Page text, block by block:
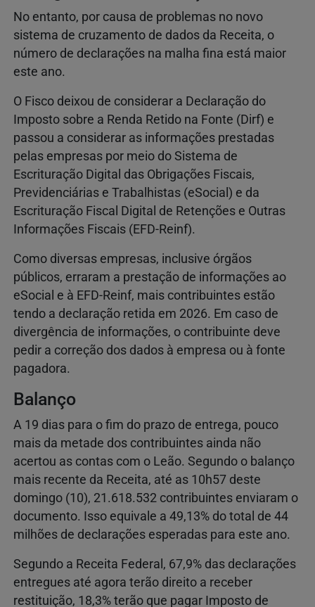
No entanto, por causa de problemas no novo
sistema de cruzamento de dados da Receita, o
número de declarações na malha fina está maior
este ano.
O Fisco deixou de considerar a Declaração do
Imposto sobre a Renda Retido na Fonte (Dirf) e
passou a considerar as informações prestadas
pelas empresas por meio do Sistema de
Escrituração Digital das Obrigações Fiscais,
Previdenciárias e Trabalhistas (eSocial) e da
Escrituração Fiscal Digital de Retenções e Outras
Informações Fiscais (EFD-Reinf).
Como diversas empresas, inclusive órgãos
públicos, erraram a prestação de informações ao
eSocial e à EFD-Reinf, mais contribuintes estão
tendo a declaração retida em 2026. Em caso de
divergência de informações, o contribuinte deve
pedir a correção dos dados à empresa ou à fonte
pagadora.
Balanço
A 19 dias para o fim do prazo de entrega, pouco
mais da metade dos contribuintes ainda não
acertou as contas com o Leão. Segundo o balanço
mais recente da Receita, até as 10h57 deste
domingo (10), 21.618.532 contribuintes enviaram o
documento. Isso equivale a 49,13% do total de 44
milhões de declarações esperadas para este ano.
Segundo a Receita Federal, 67,9% das declarações
entregues até agora terão direito a receber
restituição, 18,3% terão que pagar Imposto de